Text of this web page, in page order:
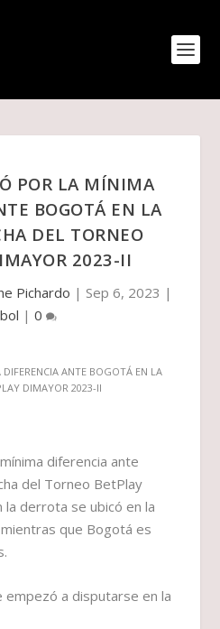
POR LA MÍNIMA
BOGOTÁ EN LA
DEL TORNEO
2023-II
Pichardo | Sep 6, 2023 |
| 0
diferencia ante
del Torneo BetPlay
la derrota se ubicó en la
que Bogotá es
empezó a disputarse en la